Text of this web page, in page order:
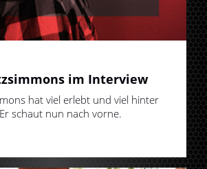
im Interview
hat viel erlebt und viel hinter
schaut nun nach vorne.